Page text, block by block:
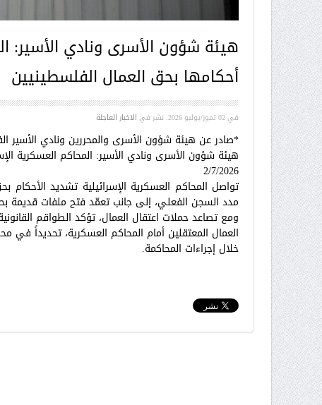
هيئة شؤون الأسرى ونادي الأسير:
أحكامها بحق العمال الفلسطينيين
في02 تموز/يوليو 2026 . نشر في الاخبار العاجلة
*صادر عن هيئة شؤون الأسرى والمحررين ونادي الأسير
هيئة شؤون الأسرى ونادي الأسير: المحاكم العسكرية
2/7/2026
تواصل المحاكم العسكرية الإسرائيلية تشديد
مدد السجن الفعلي، إلى جانب تعمّد فتح ملفات قديمة
ومع تصاعد حملات اعتقال العمال، تؤكد الطواقم
العمال المعتقلين أمام المحاكم العسكرية، تحديداً
خلال إجراءات المحاكمة.